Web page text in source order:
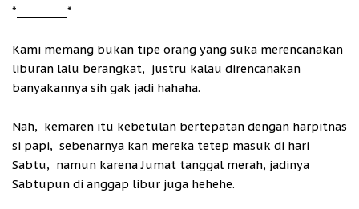
*_________*
Kami memang bukan tipe orang yang suka merencanakan
liburan lalu berangkat, justru kalau direncanakan
banyakannya sih gak jadi hahaha.
Nah, kemaren itu kebetulan bertepatan dengan harpitnas
si papi, sebenarnya kan mereka tetep masuk di hari
Sabtu, namun karena Jumat tanggal merah, jadinya
Sabtupun di anggap libur juga hehehe.